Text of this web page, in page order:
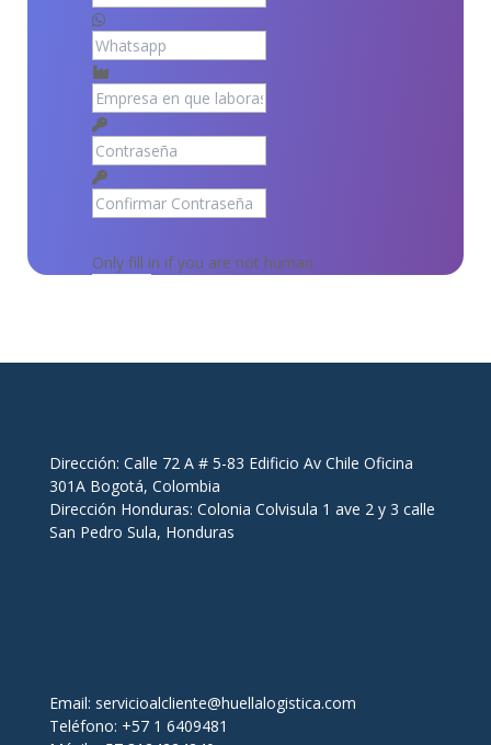
Only fill in if you are not human
Dirección: Calle 72 A # 5-83 Edificio Av Chile Oficina
301A Bogotá, Colombia
Dirección Honduras: Colonia Colvisula 1 ave 2 y 3 calle
San Pedro Sula, Honduras
Email: servicioalcliente@huellalogistica.com
Teléfono: +57 1 6409481